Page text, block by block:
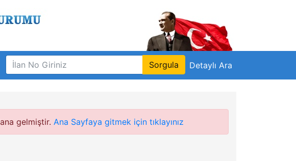
Sorgula
Detaylı Ara
(current)
gelmiştir. Ana Sayfaya gitmek için tıklayınız